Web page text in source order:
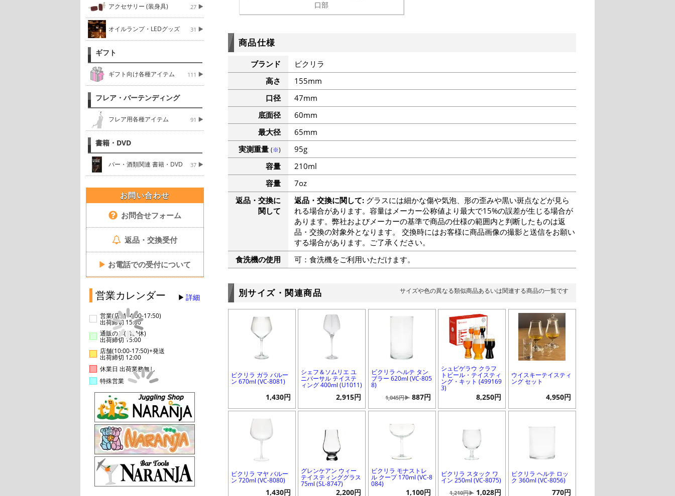
アクセサリー (装身具) 27
オイルランプ・LEDグッズ 31
ギフト
ギフト向け各種アイテム 111
フレア・バーテンディング
フレア用各種アイテム 91
書籍・DVD
バー・酒類関連 書籍・DVD 37
お問い合わせ
お問合せフォーム
返品・交換受付
▶ お電話での受付について
営業カレンダー 詳細
営業(店舗14:00-17:50)
出荷締切 15:00
通販のみ(店舗休)
出荷締切 15:00
店舗(10:00-17:50)+発送
出荷締切 12:00
休業日 出荷業務無し
特殊営業
口部
商品仕様
ブランド
ビクリラ
高さ
155mm
口径
47mm
底面径
60mm
最大径
65mm
実測重量 (※)
95g
容量
210ml
容量
7oz
返品・交換に
関して
返品・交換に関して:グラスには細かな傷や気泡、形の歪みや黒い斑点などが見ら
れる場合があります。容量はメーカー公称値より最大で15%の誤差が生じる場合が
あります。弊社およびメーカーの基準で商品の仕様の範囲内と判断したものは返
品・交換の対象外となります。 交換時にはお客様に商品画像の撮影と送信をお願い
する場合があります。ご了承ください。
食洗機の使用
可：食洗機をご利用いただけます。
別サイズ・関連商品 サイズや色の異なる類似商品あるいは関連する商品の一覧です
ビクリラ ガラ バルー
ン 670ml (VC-8081)
1,430円
シェフ＆ソムリエ ユ
ニバーサル テイステ
ィング 400ml (U1011)
2,915円
ビクリラ ヘルテ タン
ブラー 620ml (VC-805
8)
1,045円▶ 887円
シュピゲラウ クラフ
トビール・テイスティ
ング・キット (499169
3)
8,250円
ウイスキーテイスティ
ング セット
4,950円
ビクリラ マヤ バルー
ン 720ml (VC-8080)
1,430円
グレンケアン ウィー
テイスティンググラス
75ml (SL-8747)
2,200円
ビクリラ モナストレ
ル クープ 170ml (VC-8
084)
1,100円
ビクリラ スタック ワ
イン 250ml (VC-8075)
1,210円▶ 1,028円
ビクリラ ヘルテ ロッ
ク 360ml (VC-8056)
770円